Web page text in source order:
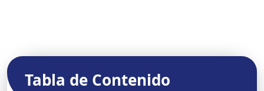
Tabla de Contenido